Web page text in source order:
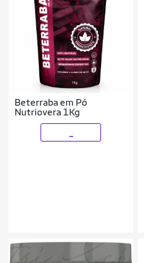
Beterraba em Pó
Nutriovera 1Kg